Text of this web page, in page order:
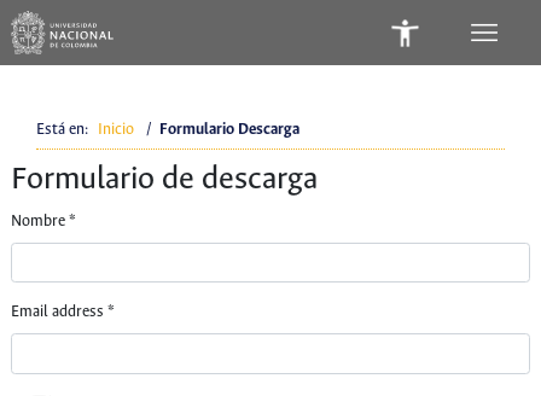
Está en: Inicio / Formulario Descarga
Formulario de descarga
Nombre *
Email address *